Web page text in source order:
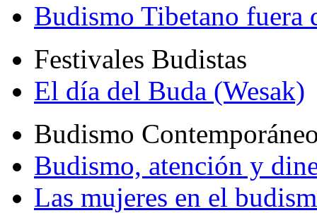
Budismo Tibetano fuera
Festivales Budistas
El día del Buda (Wesak)
Budismo
Budismo, atención y
Las mujeres en el